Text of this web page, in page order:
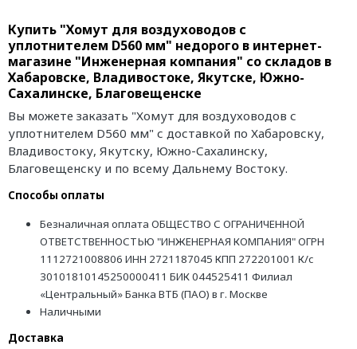
Купить "Хомут для воздуховодов с
уплотнителем D560 мм" недорого в интернет-
магазине "Инженерная компания" со складов в
Хабаровске, Владивостоке, Якутске, Южно-
Сахалинске, Благовещенске
Вы можете заказать "Хомут для воздуховодов с
уплотнителем D560 мм" с доставкой по Хабаровску,
Владивостоку, Якутску, Южно-Сахалинску,
Благовещенску и по всему Дальнему Востоку.
Способы оплаты
Безналичная оплата ОБЩЕСТВО С ОГРАНИЧЕННОЙ
ОТВЕТСТВЕННОСТЬЮ "ИНЖЕНЕРНАЯ КОМПАНИЯ" ОГРН
1112721008806 ИНН 2721187045 КПП 272201001 К/с
30101810145250000411 БИК 044525411 Филиал
«Центральный» Банка ВТБ (ПАО) в г. Москве
Наличными
Доставка